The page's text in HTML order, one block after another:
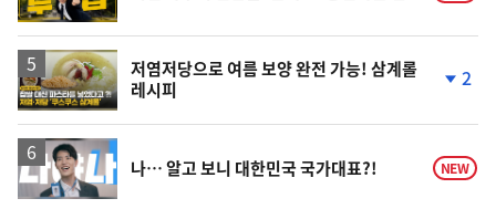
영
상
저염저당으로 여름 보양 완전 가능! 삼계롤
레시피
하
락
2
영
상
나… 알고 보니 대한민국 국가대표?! NEW